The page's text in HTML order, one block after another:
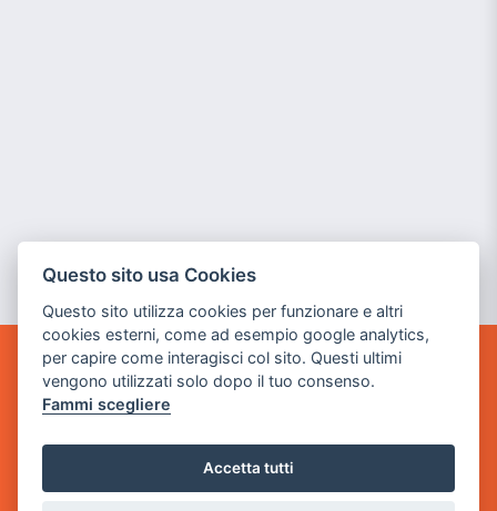
GAME WARP
BY POWER GAME SRL
Sede Legale
via Villaggio dei Platani, 3
- 25014 Castenedolo, Brescia
Questo sito usa Cookies
Questo sito utilizza cookies per funzionare e altri
cookies esterni, come ad esempio google analytics,
per capire come interagisci col sito. Questi ultimi
vengono utilizzati solo dopo il tuo consenso.
Fammi scegliere
Accetta tutti